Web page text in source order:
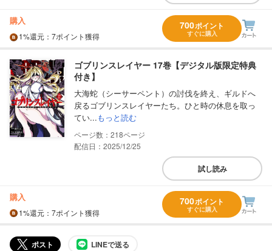
購入
1%還元 ：7ポイント獲得
700ポイント
すぐに購入
ゴブリンスレイヤー 17巻【デジタル版限定特典
付き】
大海蛇（シーサーペント）の討伐を終え、ギルドへ
戻るゴブリンスレイヤーたち。ひと時の休息を取っ
てい...もっと読む
218
配信日：2025/12/25
試し読み
購入
1%還元 ：7ポイント獲得
700ポイント
すぐに購入
ポスト LINEで送る